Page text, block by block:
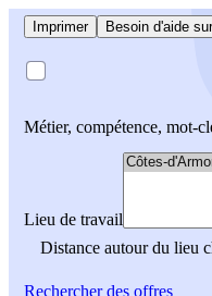
Imprimer Besoin d'aide
Métier, compétence, mot-
Lieu de travail
Distance autour du lieu
Rechercherdes offres